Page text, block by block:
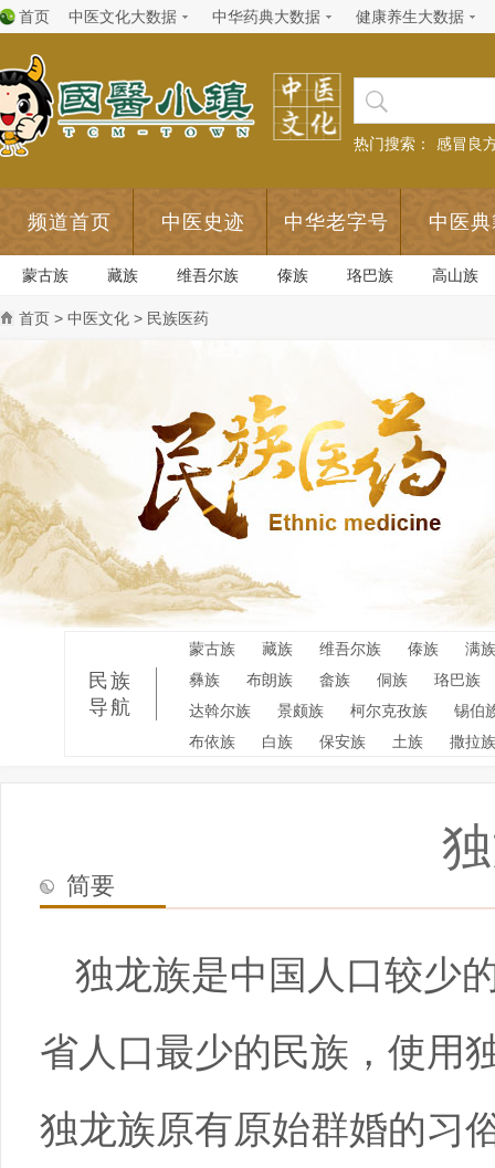
首页 中医文化大数据 中华药典大数据 健康养生大数据
热门搜索： 感冒良
频道首页 中医史迹 中华老字号 中医
蒙古族 藏族 维吾尔族 傣族 珞巴族 高山族
首页 > 中医文化 > 民族医药
民族
导航
蒙古族 藏族 维吾尔族 傣族
满族
彝族
布朗族 畲族 侗族
珞巴族
达斡尔族
景颇族 柯尔克孜族
锡伯
布依族
白族 保安族 土族 撒拉族
简要
独龙族是中国人口较少
省人口最少的民族，使用
独龙族原有原始群婚的习